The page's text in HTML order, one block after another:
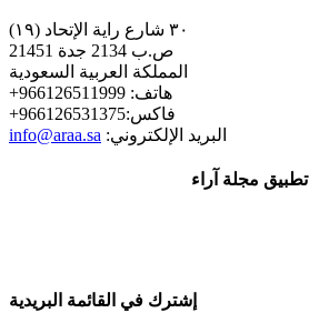
٣٠ شارع راية الإتحاد (١٩)
ص.ب 2134 جدة 21451
المملكة العربية السعودية
+هاتف: 966126511999
+فاكس:966126531375
info@araa.sa :البريد الإلكتروني
تطبيق مجلة آراء
إشترك في القائمة البريدية